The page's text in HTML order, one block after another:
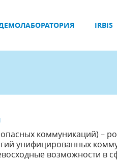
IRBIS
коммуникаций) –
унифицированных
возможности в